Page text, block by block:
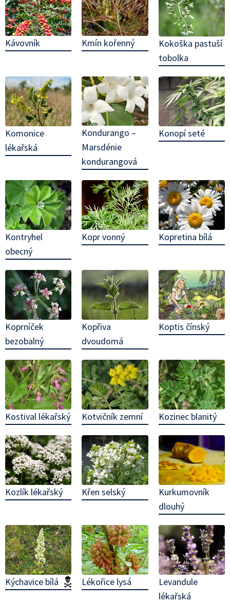
Kávovník Kmín kořenný
Kokoška pastuší
tobolka
Komonice
lékařská
Kondurango –
Marsdénie
kondurangová
Konopí seté
Kontryhel
obecný
Kopr vonný Kopretina bílá
Koprníček
bezobalný
Kopřiva
dvoudomá
Koptis čínský
Kostival lékařský Kotvičník zemní Kozinec blanitý
Kozlík lékařský Křen selský
Kurkumovník
dlouhý
Kýchavice bílá (jedovatá!)
Lékořice lysá
Levandule
lékařská